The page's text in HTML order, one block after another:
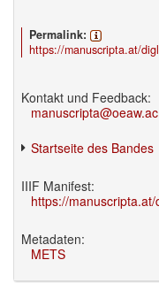
Permalink:
https://manuscripta.at/
Kontakt und Feedback:
Startseite des Bandes
IIIF Manifest:
https://
Metadaten:
METS